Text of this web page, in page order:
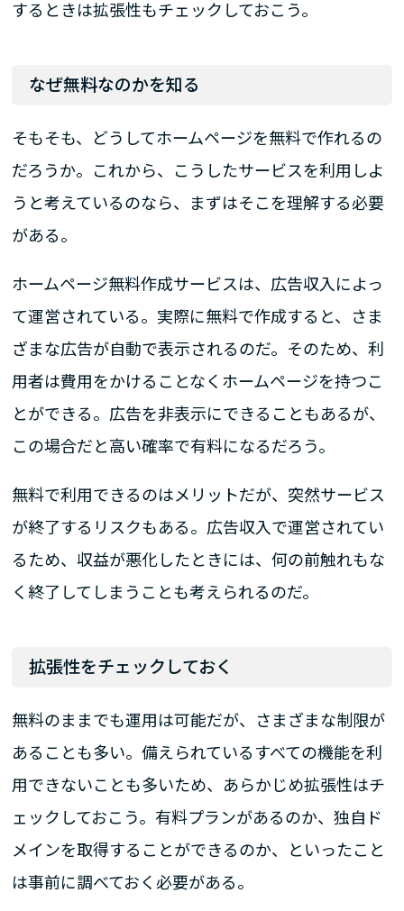
するときは拡張性もチェックしておこう。
なぜ無料なのかを知る
そもそも、どうしてホームページを無料で作れるの
だろうか。これから、こうしたサービスを利用しよ
うと考えているのなら、まずはそこを理解する必要
がある。
ホームページ無料作成サービスは、広告収入によっ
て運営されている。実際に無料で作成すると、さま
ざまな広告が自動で表示されるのだ。そのため、利
用者は費用をかけることなくホームページを持つこ
とができる。広告を非表示にできることもあるが、
この場合だと高い確率で有料になるだろう。
無料で利用できるのはメリットだが、突然サービス
が終了するリスクもある。広告収入で運営されてい
るため、収益が悪化したときには、何の前触れもな
く終了してしまうことも考えられるのだ。
拡張性をチェックしておく
無料のままでも運用は可能だが、さまざまな制限が
あることも多い。備えられているすべての機能を利
用できないことも多いため、あらかじめ拡張性はチ
ェックしておこう。有料プランがあるのか、独自ド
メインを取得することができるのか、といったこと
は事前に調べておく必要がある。